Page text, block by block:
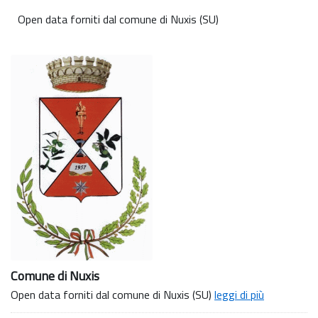
Open data forniti dal comune di Nuxis (SU)
Comune di Nuxis
Open data forniti dal comune di Nuxis (SU) leggi di più